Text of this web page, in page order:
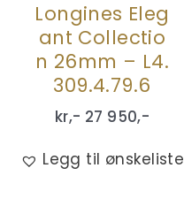
Longines Eleg
ant Collectio
n 26mm – L4.
309.4.79.6
kr,- 27 950,-
Legg til ønskeliste